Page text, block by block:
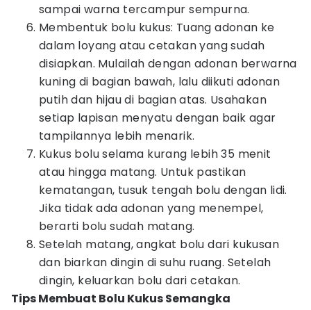
sampai warna tercampur sempurna.
Membentuk bolu kukus: Tuang adonan ke
dalam loyang atau cetakan yang sudah
disiapkan. Mulailah dengan adonan berwarna
kuning di bagian bawah, lalu diikuti adonan
putih dan hijau di bagian atas. Usahakan
setiap lapisan menyatu dengan baik agar
tampilannya lebih menarik.
Kukus bolu selama kurang lebih 35 menit
atau hingga matang. Untuk pastikan
kematangan, tusuk tengah bolu dengan lidi.
Jika tidak ada adonan yang menempel,
berarti bolu sudah matang.
Setelah matang, angkat bolu dari kukusan
dan biarkan dingin di suhu ruang. Setelah
dingin, keluarkan bolu dari cetakan.
Tips Membuat Bolu Kukus Semangka